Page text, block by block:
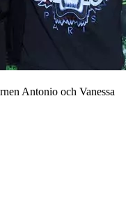
Antonio och Vanessa